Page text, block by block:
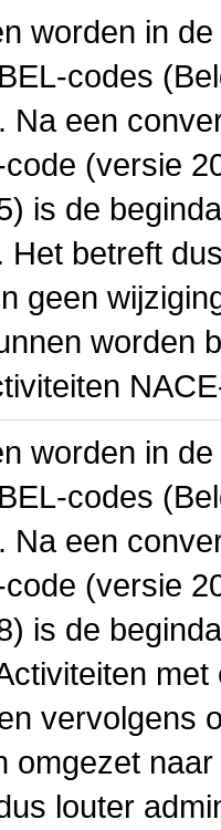
worden in
codes
Na een
(versie
is de
Het betreft
geen
worden
worden in
codes
Na een
(versie
is de
vervolgens
omgezet
louter